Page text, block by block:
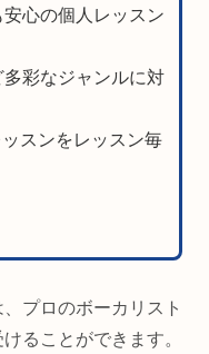
安心の個人レッスン
多彩なジャンルに対
スンをレッスン毎
プロのボーカリスト
ることができます。